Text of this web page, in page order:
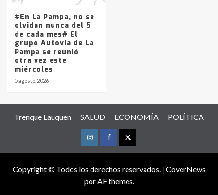
#En La Pampa, no se
olvidan nunca del 5
de cada mes# El
grupo Autovía de La
Pampa se reunió
otra vez este
miércoles
5 agosto, 2026
Trenque Lauquen SALUD ECONOMÍA POLÍTICA
InstagramFacebookTwitter
Copyright © Todos los derechos reservados. | CoverNews
por AF themes.